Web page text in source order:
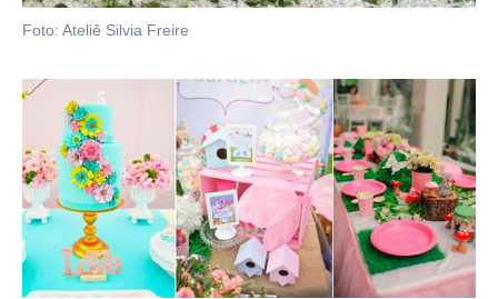
Foto: Ateliê Silvia Freire